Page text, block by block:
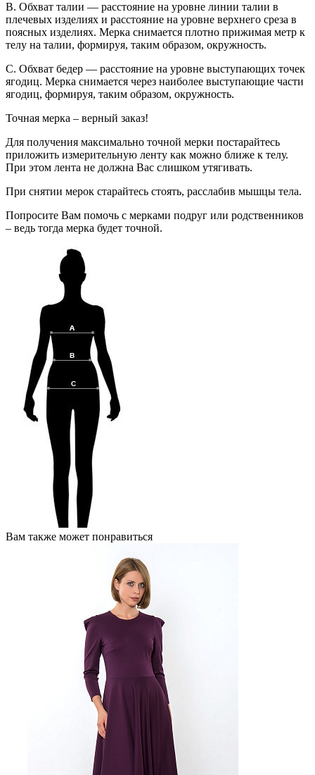
B. Обхват талии — расстояние на уровне линии талии в
плечевых изделиях и расстояние на уровне верхнего среза в
поясных изделиях. Мерка снимается плотно прижимая метр к
телу на талии, формируя, таким образом, окружность.
C. Обхват бедер — расстояние на уровне выступающих точек
ягодиц. Мерка снимается через наиболее выступающие части
ягодиц, формируя, таким образом, окружность.
Точная мерка – верный заказ!
Для получения максимально точной мерки постарайтесь
приложить измерительную ленту как можно ближе к телу.
При этом лента не должна Вас слишком утягивать.
При снятии мерок старайтесь стоять, расслабив мышцы тела.
Попросите Вам помочь с мерками подруг или родственников
– ведь тогда мерка будет точной.
Вам также может понравиться